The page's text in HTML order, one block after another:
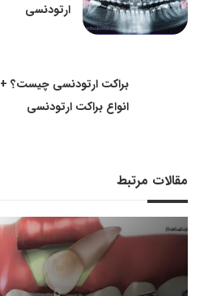
ارتودنسی
براکت ارتودنسی چیست؟ +
انواع براکت ارتودنسی
مقالات مرتبط